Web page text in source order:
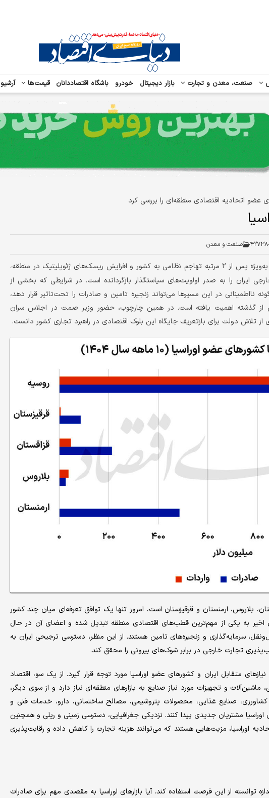
صنعت، معدن و تجارت بازار دیجیتال خودرو باشگاه اقتصاددانان قیمت‌ها آرشیو
عضو اتحادیه اقتصادی منطقه‌ای را بررسی کرد
صنعت و معدن
تحولات یک سال گذشته، به‌ویژه پس از ۲ مرتبه تهاجم نظامی به کشور و افزایش ریسک‌های ژئوپلیتیک در منطقه،
ایران را به صدر اولویت‌های سیاستگذار بازگردانده است. در شرایطی که بخشی از
نااطمینانی در این مسیرها می‌تواند زنجیره تامین و صادرات را تحت‌تاثیر قرار دهد،
از گذشته اهمیت یافته است. در همین چارچوب، حضور وزیر صمت در اجلاس سران
از تلاش دولت برای بازتعریف جایگاه این بلوک اقتصادی در راهبرد تجاری کشور دانست.
بلاروس، ارمنستان و قرقیزستان است، امروز تنها یک توافق تعرفه‌ای میان چند کشور
به یکی از مهم‌ترین قطب‌های اقتصادی منطقه تبدیل شده و اعضای آن در حال
سرمایه‌گذاری و زنجیره‌های تامین هستند. از این منظر، دسترسی ترجیحی ایران به
تجارت خارجی در برابر شوک‌های بیرونی را محقق کند.
متقابل ایران و کشورهای عضو اوراسیا مورد توجه قرار گیرد. از یک سو، اقتصاد
ماشین‌آلات و تجهیزات مورد نیاز صنایع به بازارهای منطقه‌ای نیاز دارد و از سوی دیگر،
کشاورزی، صنایع غذایی، محصولات پتروشیمی، مصالح ساختمانی، دارو، خدمات فنی و
مشتریان جدیدی پیدا کنند. نزدیکی جغرافیایی، دسترسی زمینی و ریلی و همچنین
اوراسیا، مزیت‌هایی هستند که می‌توانند هزینه تجارت را کاهش داده و رقابت‌پذیری
توانسته از این فرصت استفاده کند. آیا بازارهای اوراسیا به مقصدی مهم برای صادرات